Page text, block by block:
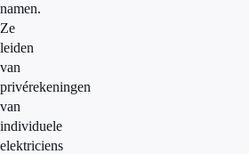
namen.
Ze
leiden
van
privérekeningen
van
individuele
elektriciens